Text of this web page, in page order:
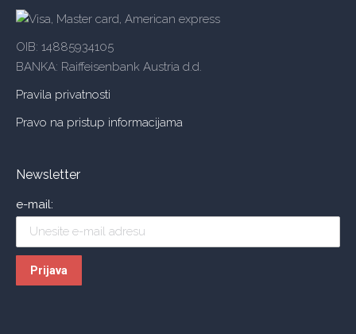
OIB: 14885934105
BANKA: Raiffeisenbank Austria d.d.
Pravila privatnosti
Pravo na pristup informacijama
Newsletter
e-mail: